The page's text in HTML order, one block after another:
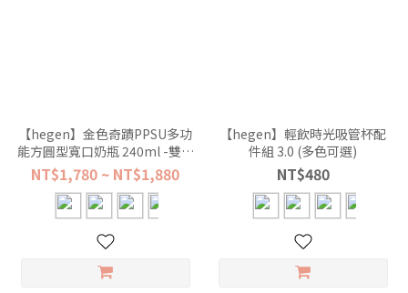
【hegen】金色奇蹟PPSU多功
能方圓型寬口奶瓶 240ml -雙瓶
NT$1,780 ~ NT$1,880
【hegen】輕飲時光吸管杯配
件組 3.0 (多色可選)
NT$480